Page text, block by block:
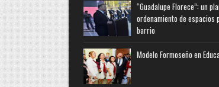
“Guadalupe Florece”: un
ordenamiento de espacios
barrio
Modelo Formoseño en